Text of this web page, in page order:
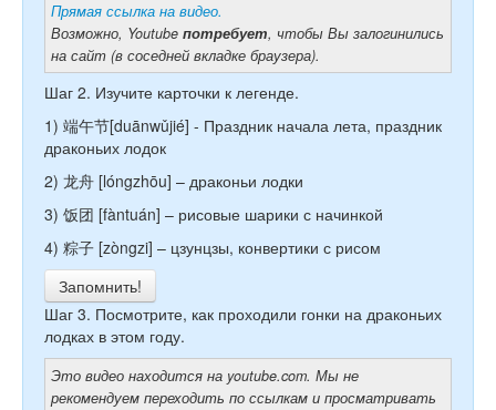
Прямая ссылка на видео.
Возможно, Youtube потребует, чтобы Вы залогинились
на сайт (в соседней вкладке браузера).
Шаг 2. Изучите карточки к легенде.
1) 端午节[duānwǔjié] - Праздник начала лета, праздник
драконьих лодок
2) 龙舟 [lóngzhōu] – драконьи лодки
3) 饭团 [fàntuán] – рисовые шарики с начинкой
4) 粽子 [zòngzi] – цзунцзы, конвертики с рисом
Запомнить!
Шаг 3. Посмотрите, как проходили гонки на драконьих
лодках в этом году.
Это видео находится на youtube.com. Мы не
рекомендуем переходить по ссылкам и просматривать